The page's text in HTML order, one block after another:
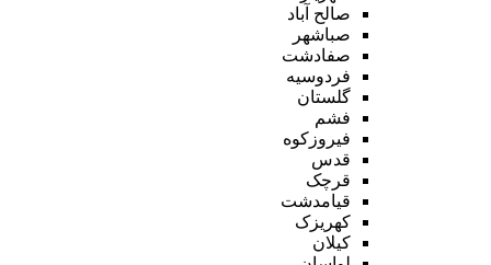
صالح آباد
صباشهر
صفادشت
فردوسیه
گلستان
فشم
فیروزکوه
قدس
قرچک
قیامدشت
کهریزک
کیلان